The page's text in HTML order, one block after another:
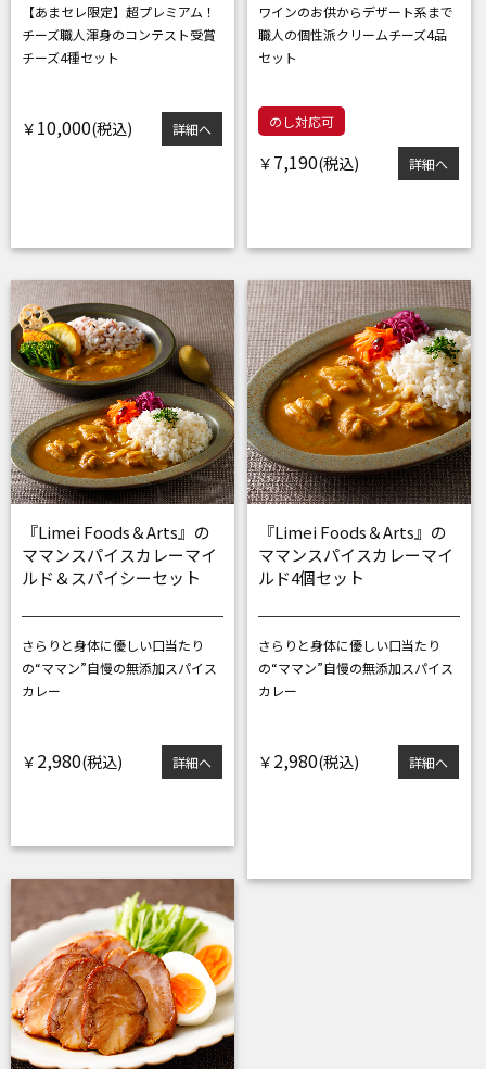
【あまセレ限定】超プレミアム！
チーズ職人渾身のコンテスト受賞
チーズ4種セット
￥ 10,000 詳細へ
ワインのお供からデザート系まで
職人の個性派クリームチーズ4品
セット
のし対応可
￥ 7,190 詳細へ
『Limei Foods＆Arts』の
ママンスパイスカレーマイ
ルド＆スパイシーセット
さらりと身体に優しい口当たり
の“ママン”自慢の無添加スパイス
カレー
￥ 2,980 詳細へ
『Limei Foods＆Arts』の
ママンスパイスカレーマイ
ルド4個セット
さらりと身体に優しい口当たり
の“ママン”自慢の無添加スパイス
カレー
￥ 2,980 詳細へ